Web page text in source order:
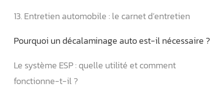
13. Entretien automobile : le carnet d’entretien
Pourquoi un décalaminage auto est-il nécessaire ?
Le système ESP : quelle utilité et comment
fonctionne-t-il ?